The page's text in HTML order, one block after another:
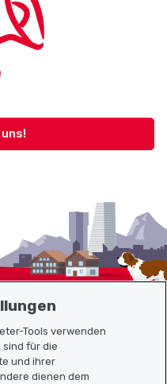
Tools verwenden
sind für die
und ihrer
dienen dem